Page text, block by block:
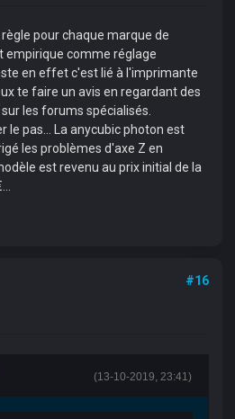
pour chaque marque de
empirique comme réglage
en effet c'est lié à l'imprimante
te faire un avis en regardant des
les forums spécialisés.
le pas... La anycubic photon est
les problèmes d'axe Z en
est revenu au prix initial de la
#16
(13-10-2019, 23:41)